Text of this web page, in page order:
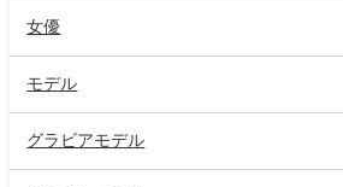
女優
モデル
グラビアモデル